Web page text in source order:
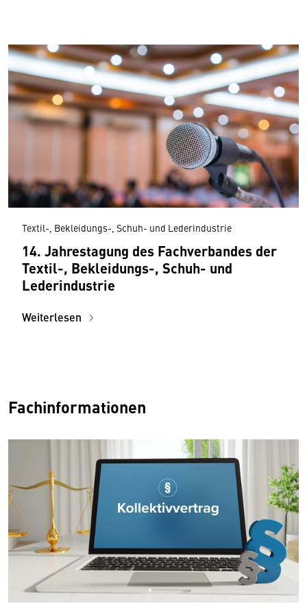
Textil-, Bekleidungs-, Schuh- und Lederindustrie
14. Jahrestagung des Fachverbandes der
Textil-, Bekleidungs-, Schuh- und
Lederindustrie
Weiterlesen
Fachinformationen